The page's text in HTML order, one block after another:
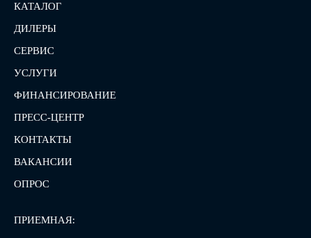
КАТАЛОГ
ДИЛЕРЫ
СЕРВИС
УСЛУГИ
ФИНАНСИРОВАНИЕ
ПРЕСС-ЦЕНТР
КОНТАКТЫ
ВАКАНСИИ
ОПРОС
ПРИЕМНАЯ: